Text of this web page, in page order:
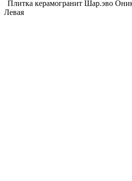
Плитка керамогранит Шар.эво
Левая